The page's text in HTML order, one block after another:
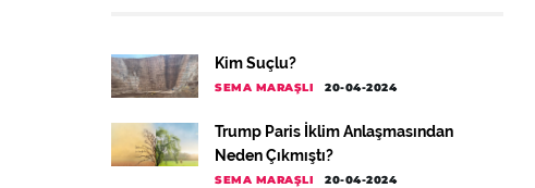
Kim Suçlu?
SEMA MARAŞLI 20-04-2024
Trump Paris İklim Anlaşmasından
Neden Çıkmıştı?
SEMA MARAŞLI 20-04-2024